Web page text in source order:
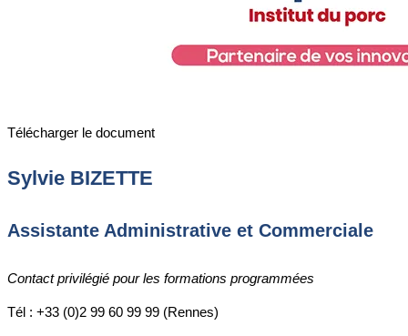
Télécharger le document
Sylvie BIZETTE
Assistante Administrative et Commerciale
Contact privilégié pour les formations programmées
Tél : +33 (0)2 99 60 99 99 (Rennes)